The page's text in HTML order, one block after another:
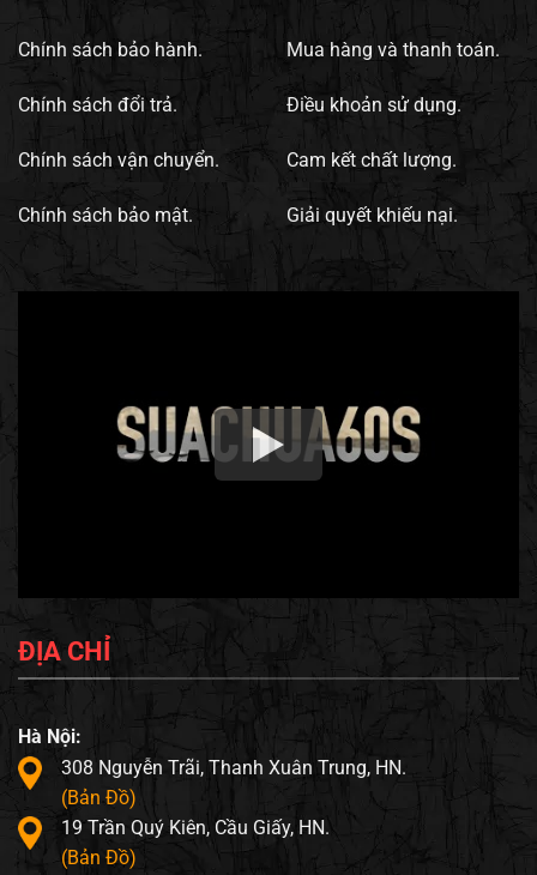
Chính sách bảo hành.
Chính sách đổi trả.
Chính sách vận chuyển.
Chính sách bảo mật.
Mua hàng và thanh toán.
Điều khoản sử dụng.
Cam kết chất lượng.
Giải quyết khiếu nại.
ĐỊA CHỈ
Hà Nội:
308 Nguyễn Trãi, Thanh Xuân Trung, HN.
(Bản Đồ)
19 Trần Quý Kiên, Cầu Giấy, HN.
(Bản Đồ)